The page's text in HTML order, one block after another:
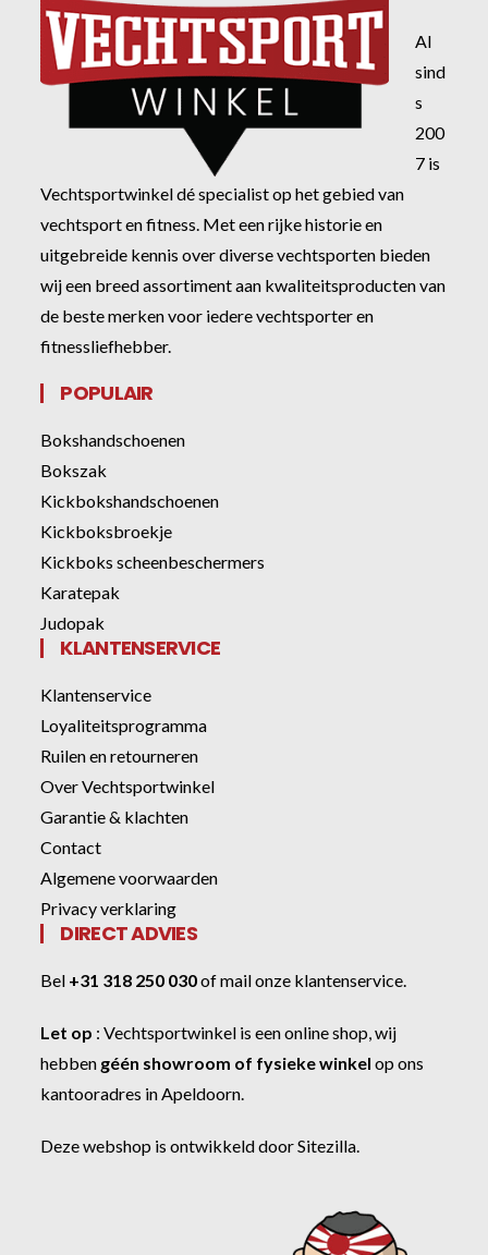
Al
sind
s
200
7 is
Vechtsportwinkel dé specialist op het gebied van
vechtsport en fitness. Met een rijke historie en
uitgebreide kennis over diverse vechtsporten bieden
wij een breed assortiment aan kwaliteitsproducten van
de beste merken voor iedere vechtsporter en
fitnessliefhebber.
POPULAIR
Bokshandschoenen
Bokszak
Kickbokshandschoenen
Kickboksbroekje
Kickboks scheenbeschermers
Karatepak
Judopak
KLANTENSERVICE
Klantenservice
Loyaliteitsprogramma
Ruilen en retourneren
Over Vechtsportwinkel
Garantie & klachten
Contact
Algemene voorwaarden
Privacy verklaring
DIRECT ADVIES
Bel +31 318 250 030ofmail onze klantenservice
Let op :Vechtsportwinkel is een online shop, wij
hebben géén showroom of fysieke winkel op ons
kantooradres in Apeldoorn.
Deze webshop is ontwikkeld doorSitezilla